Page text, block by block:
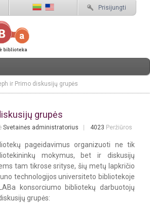
Prisijungti
ir Primo diskusijų grupės
grupės
Svetainės administratorius 4023 Peržiūros
pageidavimus organizuoti ne tik
mokymus, bet ir diskusijų
tam tikrose srityse, šių metų lapkričio
technologijos universiteto bibliotekoje
konsorciumo bibliotekų darbuotojų
grupės: